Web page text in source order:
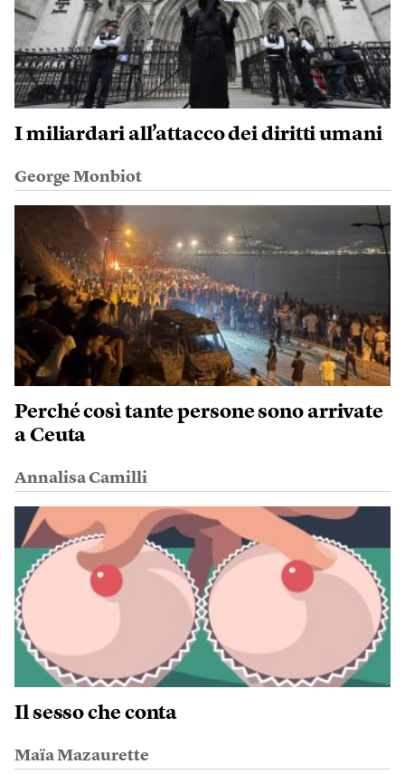
I miliardari all’attacco dei diritti umani
George Monbiot
Perché così tante persone sono arrivate
a Ceuta
Annalisa Camilli
Il sesso che conta
Maïa Mazaurette